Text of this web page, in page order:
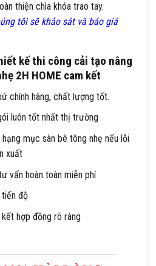
thiện chìa khóa trao tay.
tôi sẽ khảo sát và báo giá
kế thi công cải tạo nâng
2H HOME cam kết
chính hãng, chất lượng tốt.
luôn tốt nhất thị trường
mục sàn bê tông nhẹ nếu lỗi
xuất
vấn hoàn toàn miễn phí
tiến độ
hợp đồng rõ ràng